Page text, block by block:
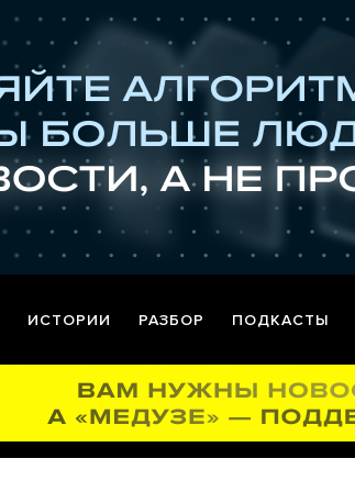
ИСТОРИИ РАЗБОР ПОДКАСТЫ